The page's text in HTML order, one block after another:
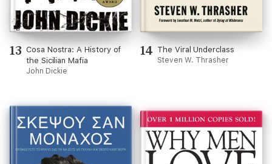
13 Cosa Nostra: A History of
the Sicilian Mafia
John Dickie
14 The Viral Underclass
Steven W. Thrasher